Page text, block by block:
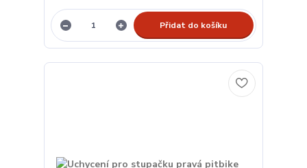
Přidat do košíku